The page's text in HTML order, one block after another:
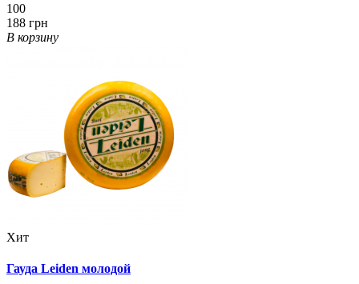
100
188 грн
В корзину
Хит
Гауда Leiden молодой